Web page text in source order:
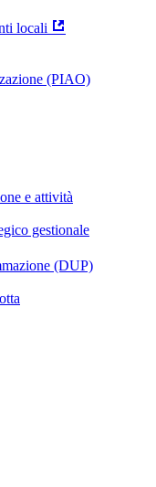
locali
(PIAO)
e attività
gestionale
(DUP)